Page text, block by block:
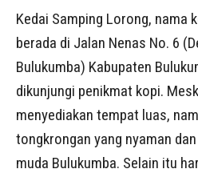
Kedai Samping Lorong, nama
berada di Jalan Nenas No. 6
Bulukumba) Kabupaten
dikunjungi penikmat kopi.
menyediakan tempat luas,
tongkrongan yang nyaman
muda Bulukumba. Selain itu